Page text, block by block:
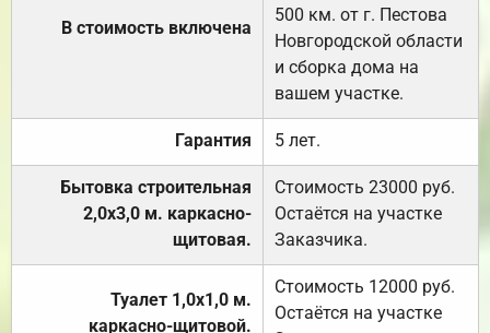
В стоимость включена
500 км. от г. Пестова
Новгородской области
и сборка дома на
вашем участке.
Гарантия 5 лет.
Бытовка строительная
2,0х3,0 м. каркасно-
щитовая.
Стоимость 23000 руб.
Остаётся на участке
Заказчика.
Туалет 1,0х1,0 м.
каркасно-щитовой.
Стоимость 12000 руб.
Остаётся на участке